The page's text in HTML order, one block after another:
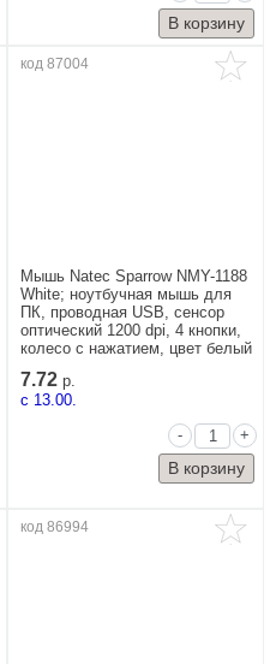
код 87004
Мышь Natec Sparrow NMY-1188
White; ноутбучная мышь для
ПК, проводная USB, сенсор
оптический 1200 dpi, 4 кнопки,
колесо с нажатием, цвет белый
7.72 р.
c 13.00.
-
+
код 86994